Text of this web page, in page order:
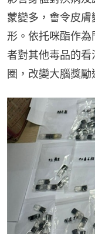
蒙變多，會令皮
形。依托咪酯作
者對其他毒品的
圈，改變大腦獎勵